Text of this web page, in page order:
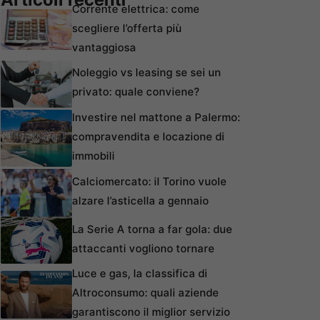
Corrente elettrica: come
scegliere l’offerta più
vantaggiosa
Noleggio vs leasing se sei un
privato: quale conviene?
Investire nel mattone a Palermo:
compravendita e locazione di
immobili
Calciomercato: il Torino vuole
alzare l’asticella a gennaio
La Serie A torna a far gola: due
attaccanti vogliono tornare
Luce e gas, la classifica di
Altroconsumo: quali aziende
garantiscono il miglior servizio